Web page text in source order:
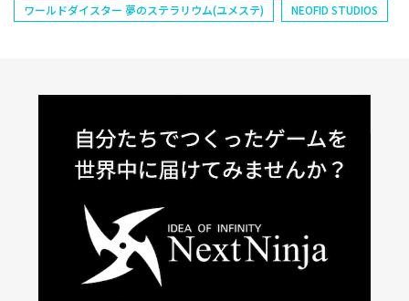
ワールドダイスター 夢のステラリウム(ユメステ)
NEOFID STUDIOS